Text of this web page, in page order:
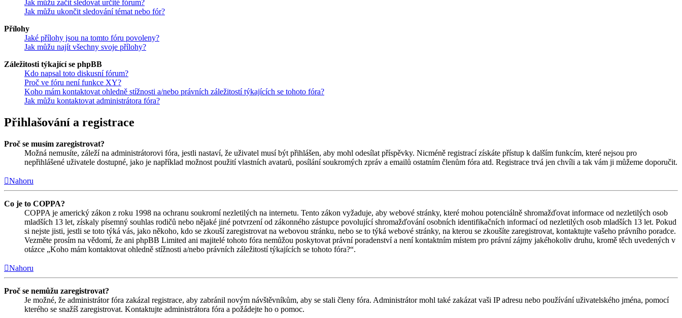
Jak můžu začít sledovat určité fórum?
Jak můžu ukončit sledování témat nebo fór?
Přílohy
Jaké přílohy jsou na tomto fóru povoleny?
Jak můžu najít všechny svoje přílohy?
Záležitosti týkající se phpBB
Kdo napsal toto diskusní fórum?
Proč ve fóru není funkce XY?
Koho mám kontaktovat ohledně stížnosti a/nebo právních záležitostí týkajících se tohoto fóra?
Jak můžu kontaktovat administrátora fóra?
Přihlašování a registrace
Proč se musím zaregistrovat?
Možná nemusíte, záleží na administrátorovi fóra, jestli nastaví, že uživatel musí být přihlášen, aby mohl odesílat příspěvky. Nicméně registrací získáte přístup k dalším funkcím, které nejsou pro
nepřihlášené uživatele dostupné, jako je například možnost použití vlastních avatarů, posílání soukromých zpráv a emailů ostatním členům fóra atd. Registrace trvá jen chvíli a tak vám ji můžeme doporučit.
Nahoru
Co je to COPPA?
COPPA je americký zákon z roku 1998 na ochranu soukromí nezletilých na internetu. Tento zákon vyžaduje, aby webové stránky, které mohou potenciálně shromažďovat informace od nezletilých osob
mladších 13 let, získaly písemný souhlas rodičů nebo nějaké jiné potvrzení od zákonného zástupce povolující shromažďování osobních identifikačních informací od nezletilých osob mladších 13 let. Pokud
si nejste jisti, jestli se toto týká vás, jako někoho, kdo se zkouší zaregistrovat na webovou stránku, nebo se to týká webové stránky, na kterou se zkoušíte zaregistrovat, kontaktujte vašeho právního poradce.
Vezměte prosím na vědomí, že ani phpBB Limited ani majitelé tohoto fóra nemůžou poskytovat právní poradenství a není kontaktním místem pro právní zájmy jakéhokoliv druhu, kromě těch uvedených v
otázce „Koho mám kontaktovat ohledně stížnosti a/nebo právních záležitostí týkajících se tohoto fóra?“.
Nahoru
Proč se nemůžu zaregistrovat?
Je možné, že administrátor fóra zakázal registrace, aby zabránil novým návštěvníkům, aby se stali členy fóra. Administrátor mohl také zakázat vaši IP adresu nebo používání uživatelského jména, pomocí
kterého se snažíš zaregistrovat. Kontaktujte administrátora fóra a požádejte ho o pomoc.